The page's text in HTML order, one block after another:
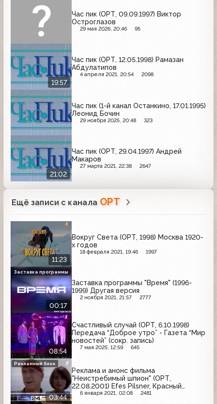
Час пик (ОРТ, 09.09.1997) Виктор
Остроглазов
29 мая 2026, 20:46 95
19:57
Час пик (ОРТ, 12.05.1998) Рамазан
Абдулатипов
4 апреля 2021, 20:54 2098
Час пик (1-й канал Останкино, 17.01.1995)
Леонид Бочин
29 ноября 2025, 20:48 323
21:02
Час пик (ОРТ, 29.04.1997) Андрей
Макаров
27 марта 2021, 22:38 2647
Ещё записи с канала ОРТ
11:23
Вокруг Света (ОРТ, 1998) Москва 1920-
х годов
18 февраля 2021, 19:46 1997
00:17
Заставка программы "Время" (1996-
1999) Другая версия
2 ноября 2021, 21:57 2777
Заставка программы
08:54
Счастливый случай (ОРТ, 6.10.1998)
Передача “Доброе утро” - Газета “Мир
новостей” (сокр. запись)
7 мая 2025, 12:59 645
03:44
Реклама и анонс фильма
"Неистребимый шпион" (ОРТ,
22.08.2001) Efes Pilsner, Красный
восток, BiMAX, ТВ Бинго-шоу, Би+,
6 января 2021, 02:08 2481
Рекламный блок